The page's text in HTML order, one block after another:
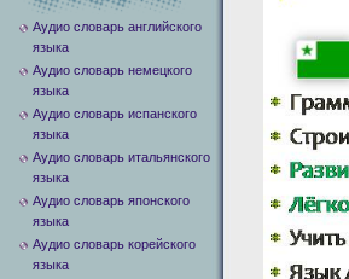
Аудио словарь английского
языка
Аудио словарь немецкого
языка
Аудио словарь испанского
языка
Аудио словарь итальянского
языка
Аудио словарь японского
языка
Аудио словарь корейского
языка